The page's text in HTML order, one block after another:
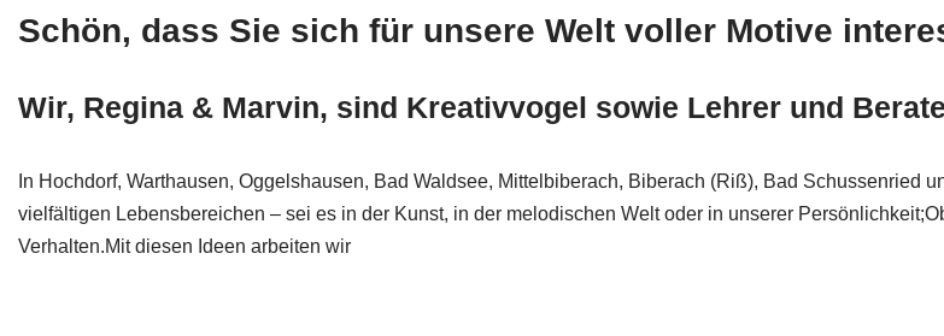
Schön, dass Sie sich für unsere Welt voller Motive
Wir, Regina & Marvin, sind Kreativvogel sowie Lehrer und
In Hochdorf, Warthausen, Oggelshausen, Bad Waldsee, Mittelbiberach, Biberach (Riß), Bad Schussenried
vielfältigen Lebensbereichen – sei es in der Kunst, in der melodischen Welt oder in unserer
Verhalten.Mit diesen Ideen arbeiten wir